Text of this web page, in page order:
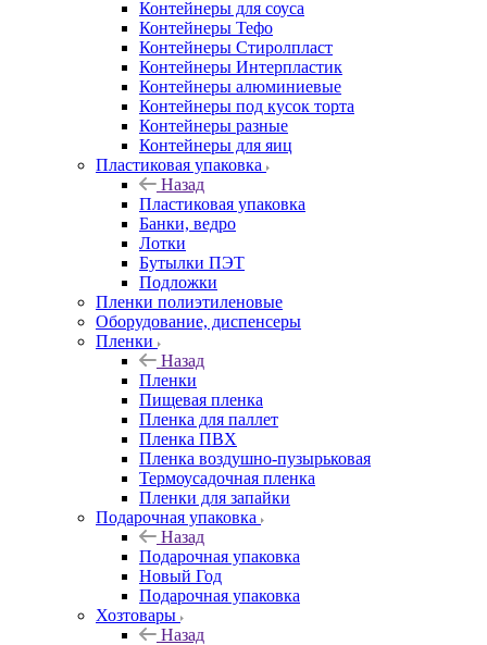
Контейнеры для соуса
Контейнеры Тефо
Контейнеры Стиролпласт
Контейнеры Интерпластик
Контейнеры алюминиевые
Контейнеры под кусок торта
Контейнеры разные
Контейнеры для яиц
Пластиковая упаковка
Назад
Пластиковая упаковка
Банки, ведро
Лотки
Бутылки ПЭТ
Подложки
Пленки полиэтиленовые
Оборудование, диспенсеры
Пленки
Назад
Пленки
Пищевая пленка
Пленка для паллет
Пленка ПВХ
Пленка воздушно-пузырьковая
Термоусадочная пленка
Пленки для запайки
Подарочная упаковка
Назад
Подарочная упаковка
Новый Год
Подарочная упаковка
Хозтовары
Назад